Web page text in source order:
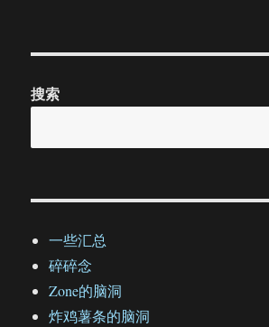
搜索
一些汇总
碎碎念
Zone的脑洞
炸鸡薯条的脑洞